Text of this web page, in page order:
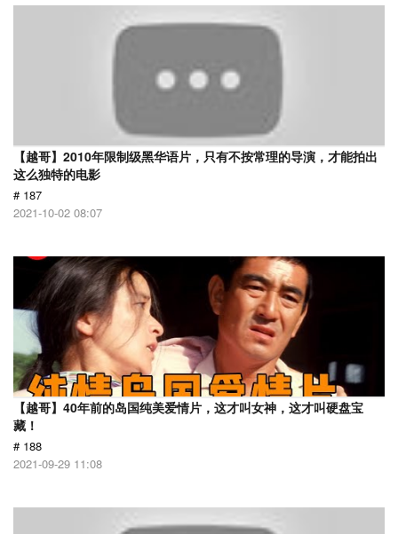
【越哥】2010年限制级黑华语片，只有不按常理的导演，才能拍出
这么独特的电影
# 187
2021-10-02 08:07
【越哥】40年前的岛国纯美爱情片，这才叫女神，这才叫硬盘宝
藏！
# 188
2021-09-29 11:08